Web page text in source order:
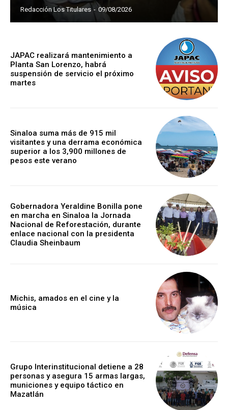
Redacción Los Titulares - 09/08/2026
JAPAC realizará mantenimiento a
Planta San Lorenzo, habrá
suspensión de servicio el próximo
martes
Sinaloa suma más de 915 mil
visitantes y una derrama económica
superior a los 3,900 millones de
pesos este verano
Gobernadora Yeraldine Bonilla pone
en marcha en Sinaloa la Jornada
Nacional de Reforestación, durante
enlace nacional con la presidenta
Claudia Sheinbaum
Michis, amados en el cine y la
música
Grupo Interinstitucional detiene a 28
personas y asegura 15 armas largas,
municiones y equipo táctico en
Mazatlán